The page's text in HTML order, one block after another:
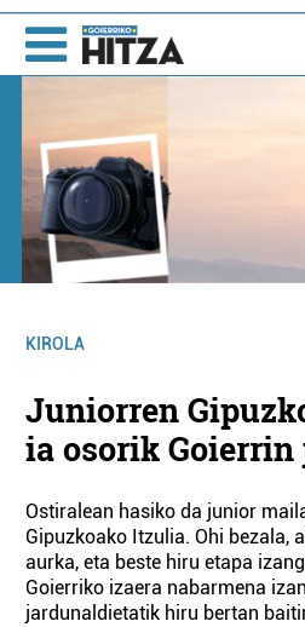
KIROLA
Juniorren
ia osorik Goierrin
Ostiralean hasiko da junior
Gipuzkoako Itzulia. Ohi bezala,
aurka, eta beste hiru etapa
Goierriko izaera nabarmena
jardunaldietatik hiru bertan